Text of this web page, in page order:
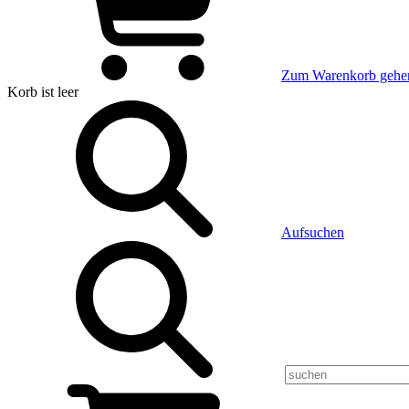
Zum Warenkorb
Korb ist leer
Aufsuchen